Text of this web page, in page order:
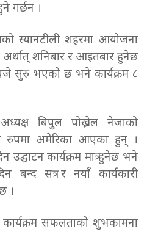
गर्छन ।
स्यानटीली शहरमा आयोजना
शनिबार र आइतबार हुनेछ
बजे सुरु भएको छ भने कार्यक्रम ८
बिपुल पोख्रेल नेजाको
रुपमा अमेरिका आएका हुन् ।
कार्यक्रम मात्र हुनेछ भने
बन्द सत्र र नयाँ कार्यकारी
।
कार्यक्रम सफलताको शुभकामना